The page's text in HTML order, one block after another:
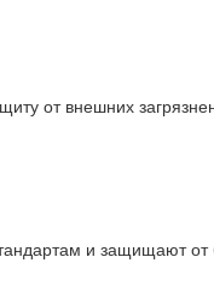
от внешних
и защищают